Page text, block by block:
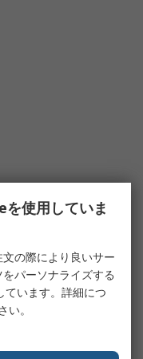
使用していま
の際により良いサー
パーソナライズする
ています。詳細につ
い。